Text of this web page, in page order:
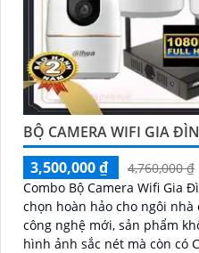
BỘ CAMERA WIFI GIA
3,500,000 ₫
4,760,000 ₫
Combo Bộ Camera Wifi Gia
chọn hoàn hảo cho ngôi nhà của bạn. Với
công nghệ mới, sản phẩm
hình ảnh sắc nét mà còn có